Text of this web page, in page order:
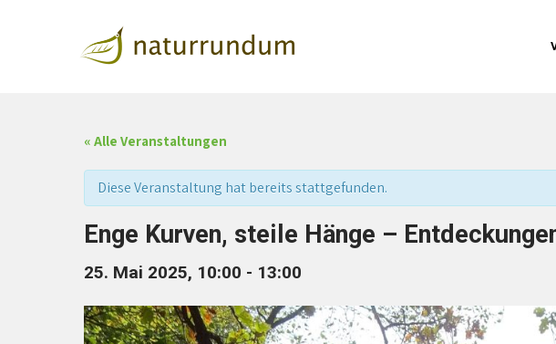
« Alle Veranstaltungen
Diese Veranstaltung hat bereits stattgefunden.
Enge Kurven, steile Hänge –
25. Mai 2025, 10:00 - 13:00